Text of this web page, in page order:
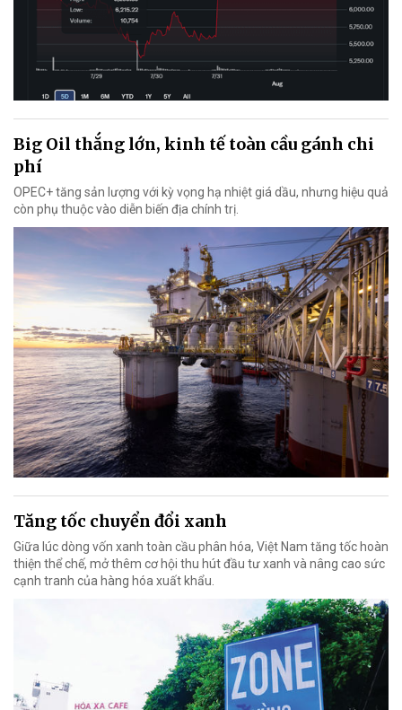
Big Oil thắng lớn, kinh tế toàn cầu gánh chi
phí
OPEC+ tăng sản lượng với kỳ vọng hạ nhiệt giá dầu, nhưng hiệu quả
còn phụ thuộc vào diễn biến địa chính trị.
Tăng tốc chuyển đổi xanh
Giữa lúc dòng vốn xanh toàn cầu phân hóa, Việt Nam tăng tốc hoàn
thiện thể chế, mở thêm cơ hội thu hút đầu tư xanh và nâng cao sức
cạnh tranh của hàng hóa xuất khẩu.